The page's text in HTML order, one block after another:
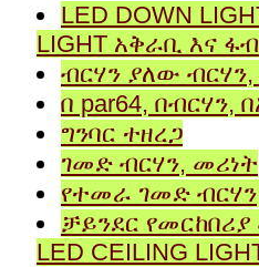
LED DOWN
LIGHT አቅራቢ እና
ብርሃን ያለው ብርሃን,
በ par64, በብርሃን,
ግንባር ​​ተዘረጋ
ገመድ ብርሃን, መሪነት
የተመራ ገመድ
ቻይንደር
LED CEILING